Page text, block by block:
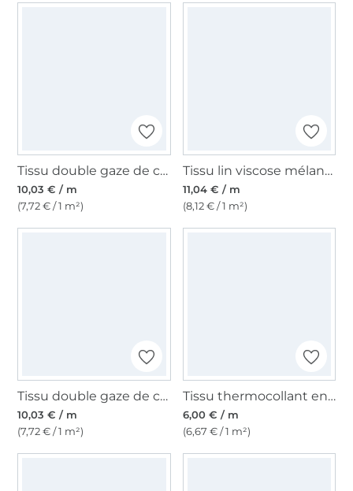
Tissu double gaze de coton, terracotta
10,03 € / m
(7,72 € / 1 m²)
Tissu lin viscose mélange, bleu marine
11,04 € / m
(8,12 € / 1 m²)
Tissu double gaze de coton, jaune moutarde
10,03 € / m
(7,72 € / 1 m²)
Tissu thermocollant entoilage Vlieseline H200, noir
6,00 € / m
(6,67 € / 1 m²)